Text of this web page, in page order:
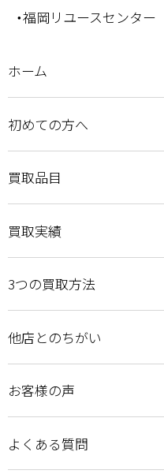
・福岡リユースセンター
ホーム
初めての方へ
買取品目
買取実績
3つの買取方法
他店とのちがい
お客様の声
よくある質問